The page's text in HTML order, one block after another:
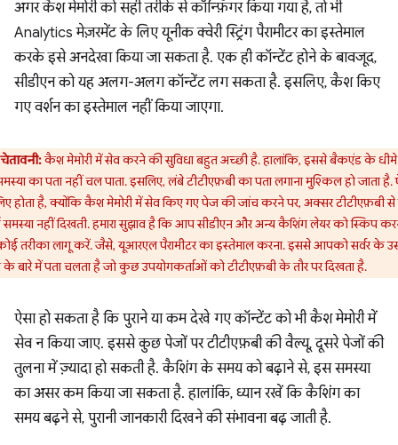
अगर कैश मेमोरी को सही तरीके से कॉन्फ़िगर किया गया है, तो भी
Analytics मेज़रमेंट के लिए यूनीक क्वेरी स्ट्रिंग पैरामीटर का इस्तेमाल
करके इसे अनदेखा किया जा सकता है. एक ही कॉन्टेंट होने के बावजूद,
सीडीएन को यह अलग-अलग कॉन्टेंट लग सकता है. इसलिए, कैश किए
गए वर्शन का इस्तेमाल नहीं किया जाएगा.
चेतावनी:कैश मेमोरी में सेव करने की सुविधा बहुत अच्छी है. हालांकि, इससे बैकएंड के धीमे
का पता नहीं चल पाता. इसलिए, लंबे टीटीएफ़बी का पता लगाना मुश्किल हो जाता है.
होता है, क्योंकि कैश मेमोरी में सेव किए गए पेज की जांच करने पर, अक्सर टीटीएफ़बी
नहीं दिखती. हमारा सुझाव है कि आप सीडीएन और अन्य कैशिंग लेयर को स्किप
तरीका लागू करें. जैसे, यूआरएल पैरामीटर का इस्तेमाल करना. इससे आपको सर्वर के
बारे में पता चलता है जो कुछ उपयोगकर्ताओं को टीटीएफ़बी के तौर पर दिखता है.
ऐसा हो सकता है कि पुराने या कम देखे गए कॉन्टेंट को भी कैश मेमोरी में
सेव न किया जाए. इससे कुछ पेजों पर टीटीएफ़बी की वैल्यू, दूसरे पेजों की
तुलना में ज़्यादा हो सकती है. कैशिंग के समय को बढ़ाने से, इस समस्या
का असर कम किया जा सकता है. हालांकि, ध्यान रखें कि कैशिंग का
समय बढ़ने से, पुरानी जानकारी दिखने की संभावना बढ़ जाती है.